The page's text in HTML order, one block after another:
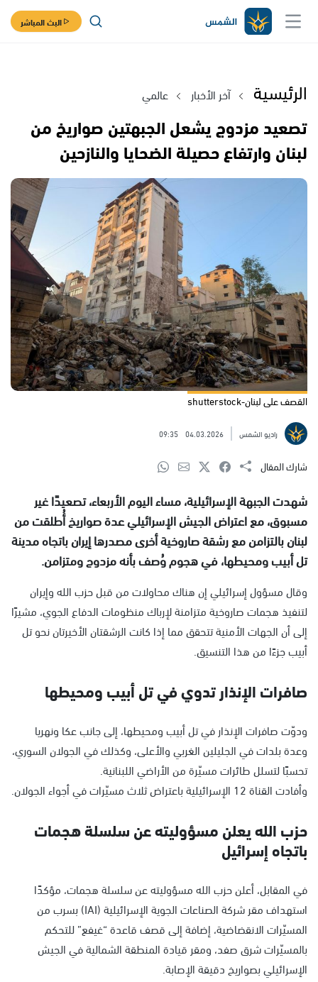
البث المباشر
الرئيسية آخر الأخبار عالمي
تصعيد مزدوج يشعل الجبهتين صواريخ من
لبنان وارتفاع حصيلة الضحايا والنازحين
القصف على لبنان-shutterstock
راديو الشمس 04.03.2026
09:35
شارك المقال
شهدت الجبهة الإسرائيلية، مساء اليوم الأربعاء، تصعيدًا غير
مسبوق، مع اعتراض الجيش الإسرائيلي عدة صواريخ أُطلقت من
لبنان بالتزامن مع رشقة صاروخية أخرى مصدرها إيران باتجاه مدينة
تل أبيب ومحيطها، في هجوم وُصف بأنه مزدوج ومتزامن.
وقال مسؤول إسرائيلي إن هناك محاولات من قبل حزب الله وإيران
لتنفيذ هجمات صاروخية متزامنة لإرباك منظومات الدفاع الجوي، مشيرًا
إلى أن الجهات الأمنية تتحقق مما إذا كانت الرشقتان الأخيرتان نحو تل
أبيب جزءًا من هذا التنسيق.
صافرات الإنذار تدوي في تل أبيب ومحيطها
ودوّت صافرات الإنذار في تل أبيب ومحيطها، إلى جانب عكا ونهريا
وعدة بلدات في الجليلين الغربي والأعلى، وكذلك في الجولان السوري،
تحسبًا لتسلل طائرات مسيّرة من الأراضي اللبنانية.
وأفادت القناة 12 الإسرائيلية باعتراض ثلاث مسيّرات في أجواء الجولان.
حزب الله يعلن مسؤوليته عن سلسلة هجمات
باتجاه إسرائيل
في المقابل، أعلن حزب الله مسؤوليته عن سلسلة هجمات، مؤكدًا
استهداف مقر شركة الصناعات الجوية الإسرائيلية (IAI) بسرب من
المسيّرات الانقضاضية، إضافة إلى قصف قاعدة “غيفع” للتحكم
بالمسيّرات شرق صفد، ومقر قيادة المنطقة الشمالية في الجيش
الإسرائيلي بصواريخ دقيقة الإصابة.